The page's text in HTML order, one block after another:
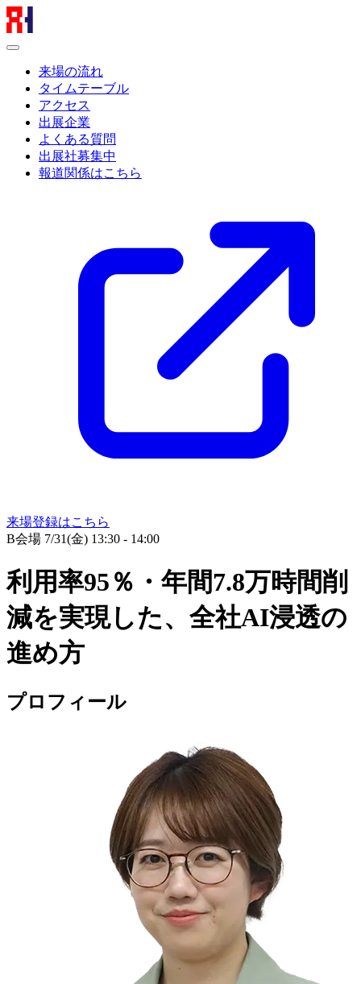
来場の流れ
タイムテーブル
アクセス
出展企業
よくある質問
出展社募集中
報道関係はこちら
来場登録はこちら
B会場 7/31(金) 13:30 - 14:00
利用率95％・年間7.8万時間削
減を実現した、全社AI浸透の
進め方
プロフィール